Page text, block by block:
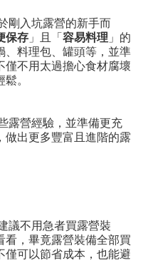
剛入坑露營的新手而
保存 」且「容易料理 」的
、料理包、罐頭等，並準
僅不用太過擔心食材腐壞
。
露營經驗，並準備更充
做出更多豐富且進階的露
議不用急者買露營裝
看，畢竟露營裝備全部買
僅可以節省成本，也能避